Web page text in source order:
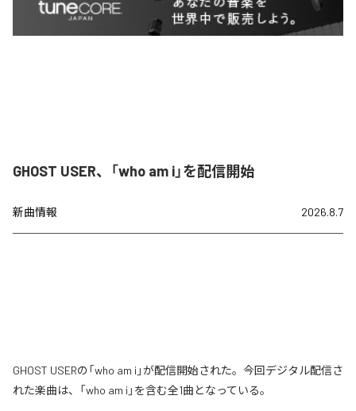
GHOST USER、「who am i」を配信開始
新曲情報 2026.8.7
GHOST USERの「who am i」が配信開始された。今回デジタル配信さ
れた楽曲は、「who am i」を含む全1曲となっている。